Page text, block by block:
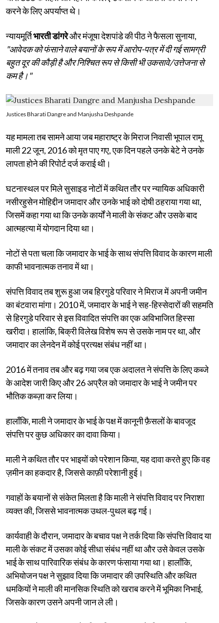
करने के लिए अपर्याप्त थे।
न्यायमूर्तिभारती डांगरेऔर मंजूषा देशपांडे की पीठ ने फैसला सुनाया,
"आवेदक को फंसाने वाले बयानों के रूप में आरोप-पत्र में दी गई सामग्री
बहुत दूर की कौड़ी है और निश्चित रूप से किसी भी उकसावे/उत्तेजना से
कम है।"
Justices Bharati Dangre and Manjusha Deshpande
यह मामला तब सामने आया जब महाराष्ट्र के मिराज निवासी भूपाल रामू
माली 22 जून, 2016 को मृत पाए गए, एक दिन पहले उनके बेटे ने उनके
लापता होने की रिपोर्ट दर्ज कराई थी।
घटनास्थल पर मिले सुसाइड नोटों में कथित तौर पर न्यायिक अधिकारी
नसीरहुसेन मोहिद्दीन जमादार और उनके भाई को दोषी ठहराया गया था,
जिसमें कहा गया था कि उनके कार्यों ने माली के संकट और उसके बाद
आत्महत्या में योगदान दिया था।
नोटों से पता चला कि जमादार के भाई के साथ संपत्ति विवाद के कारण माली
काफी भावनात्मक तनाव में था।
संपत्ति विवाद तब शुरू हुआ जब हिरगुडे परिवार ने मिराज में अपनी जमीन
का बंटवारा मांगा। 2010 में, जमादार के भाई ने सह-हिस्सेदारों की सहमति
से हिरगुडे परिवार से इस विवादित संपत्ति का एक अविभाजित हिस्सा
खरीदा। हालांकि, बिक्री विलेख विशेष रूप से उसके नाम पर था, और
जमादार का लेनदेन में कोई प्रत्यक्ष संबंध नहीं था।
2016 में तनाव तब और बढ़ गया जब एक अदालत ने संपत्ति के लिए कब्जे
के आदेश जारी किए और 26 अप्रैल को जमादार के भाई ने जमीन पर
भौतिक कब्ज़ा कर लिया।
हालाँकि, माली ने जमादार के भाई के पक्ष में कानूनी फ़ैसलों के बावजूद
संपत्ति पर कुछ अधिकार का दावा किया।
माली ने कथित तौर पर भाइयों को परेशान किया, यह दावा करते हुए कि वह
ज़मीन का हकदार है, जिससे काफ़ी परेशानी हुई।
गवाहों के बयानों से संकेत मिलता है कि माली ने संपत्ति विवाद पर निराशा
व्यक्त की, जिससे भावनात्मक उथल-पुथल बढ़ गई।
कार्यवाही के दौरान, जमादार के बचाव पक्ष ने तर्क दिया कि संपत्ति विवाद या
माली के संकट में उसका कोई सीधा संबंध नहीं था और उसे केवल उसके
भाई के साथ पारिवारिक संबंध के कारण फंसाया गया था। हालाँकि,
अभियोजन पक्ष ने सुझाव दिया कि जमादार की उपस्थिति और कथित
धमकियों ने माली की मानसिक स्थिति को खराब करने में भूमिका निभाई,
जिसके कारण उसने अपनी जान ले ली।